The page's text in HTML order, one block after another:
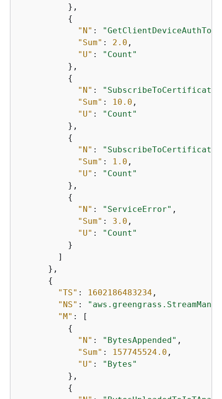
          },
{
"N" :
"Sum" : 2.0 ,
"U" :
"Count"
          },
{
"N" :
"Sum" : 10.0 ,
"U" :
"Count"
          },
{
"N" :
"Sum" : 1.0 ,
"U" :
"Count"
          },
{
"N" : "ServiceError" ,
"Sum" : 3.0 ,
"U" :
"Count"
          }
        ]
      },
{
"TS" : 1602186483234 ,
"NS" :
"M" : [
{
"N" : "BytesAppended" ,
"Sum" : 157745524.0 ,
"U" :
"Bytes"
          },
{